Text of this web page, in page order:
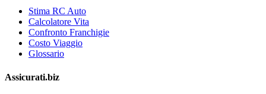
Stima RC Auto
Calcolatore Vita
Confronto Franchigie
Costo Viaggio
Glossario
Assicurati.biz